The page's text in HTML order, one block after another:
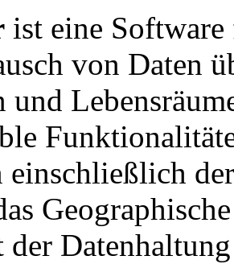
ist eine
von Daten
und
einschließlich